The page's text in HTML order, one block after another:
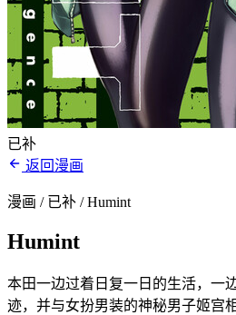
已补
返回漫画
漫画 / 已补 / Humint
Humint
本田一边过着日复一日的生活，一
迹，并与女扮男装的神秘男子姬宫